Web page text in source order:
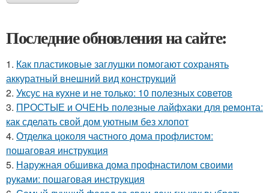
Последние обновления на сайте:
1. Как пластиковые заглушки помогают сохранять
аккуратный внешний вид конструкций
2. Уксус на кухне и не только: 10 полезных советов
3. ПРОСТЫЕ и ОЧЕНЬ полезные лайфхаки для ремонта:
как сделать свой дом уютным без хлопот
4. Отделка цоколя частного дома профлистом:
пошаговая инструкция
5. Наружная обшивка дома профнастилом своими
руками: пошаговая инструкция